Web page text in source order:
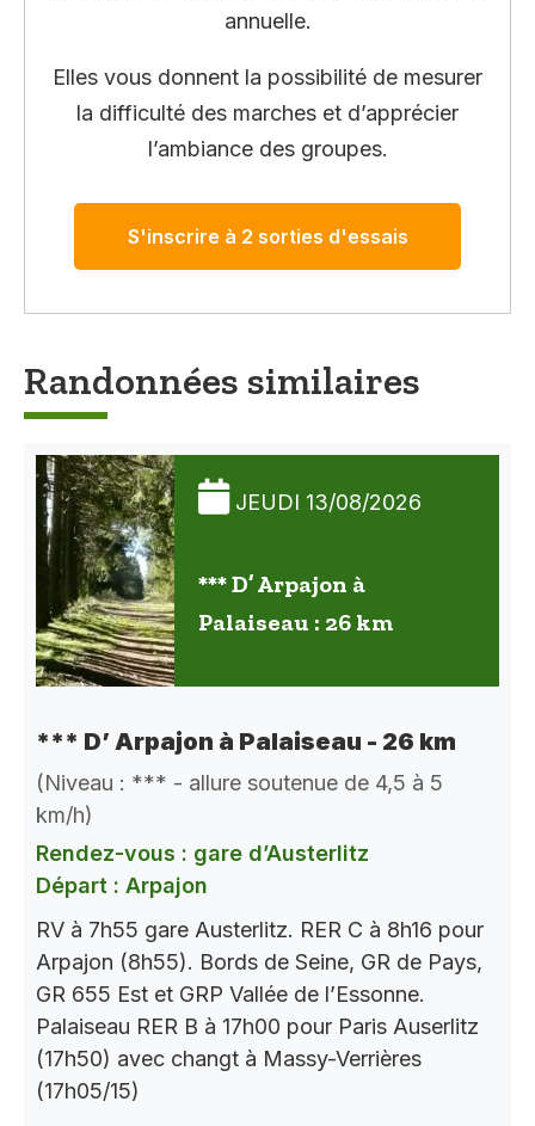
annuelle.
Elles vous donnent la possibilité de mesurer
la difficulté des marches et d’apprécier
l’ambiance des groupes.
S'inscrire à 2 sorties d'essais
Randonnées similaires
JEUDI 13/08/2026
*** D’ Arpajon à
Palaiseau : 26 km
*** D’ Arpajon à Palaiseau - 26 km
(Niveau : *** - allure soutenue de 4,5 à 5
km/h)
Rendez-vous : gare d’Austerlitz
Départ : Arpajon
RV à 7h55 gare Austerlitz. RER C à 8h16 pour
Arpajon (8h55). Bords de Seine, GR de Pays,
GR 655 Est et GRP Vallée de l’Essonne.
Palaiseau RER B à 17h00 pour Paris Auserlitz
(17h50) avec changt à Massy-Verrières
(17h05/15)